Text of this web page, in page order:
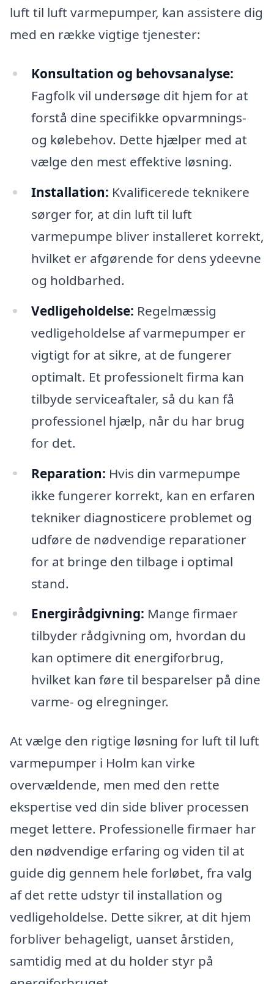
luft til luft varmepumper, kan assistere dig
med en række vigtige tjenester:
Konsultation og behovsanalyse:
Fagfolk vil undersøge dit hjem for at
forstå dine specifikke opvarmnings-
og kølebehov. Dette hjælper med at
vælge den mest effektive løsning.
Installation: Kvalificerede teknikere
sørger for, at din luft til luft
varmepumpe bliver installeret korrekt,
hvilket er afgørende for dens ydeevne
og holdbarhed.
Vedligeholdelse: Regelmæssig
vedligeholdelse af varmepumper er
vigtigt for at sikre, at de fungerer
optimalt. Et professionelt firma kan
tilbyde serviceaftaler, så du kan få
professionel hjælp, når du har brug
for det.
Reparation: Hvis din varmepumpe
ikke fungerer korrekt, kan en erfaren
tekniker diagnosticere problemet og
udføre de nødvendige reparationer
for at bringe den tilbage i optimal
stand.
Energirådgivning: Mange firmaer
tilbyder rådgivning om, hvordan du
kan optimere dit energiforbrug,
hvilket kan føre til besparelser på dine
varme- og elregninger.
At vælge den rigtige løsning for luft til luft
varmepumper i Holm kan virke
overvældende, men med den rette
ekspertise ved din side bliver processen
meget lettere. Professionelle firmaer har
den nødvendige erfaring og viden til at
guide dig gennem hele forløbet, fra valg
af det rette udstyr til installation og
vedligeholdelse. Dette sikrer, at dit hjem
forbliver behageligt, uanset årstiden,
samtidig med at du holder styr på